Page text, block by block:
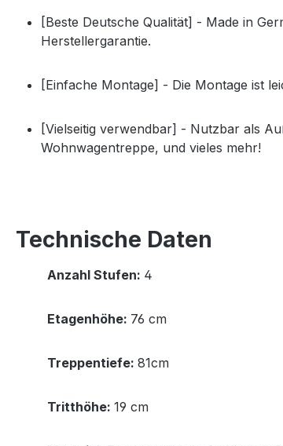
[Beste Deutsche Qualität] - Made in
Herstellergarantie.
[Einfache Montage] - Die Montage ist
[Vielseitig verwendbar] - Nutzbar als
Wohnwagentreppe, und vieles mehr!
Technische Daten
Anzahl Stufen: 4
Etagenhöhe: 76 cm
Treppentiefe: 81cm
Tritthöhe: 19 cm